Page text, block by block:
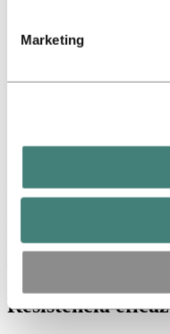
Marketing
Alumínio em
As turbinas eólicas
aplicações na terra e no
vossos produtos apenas
Resistência